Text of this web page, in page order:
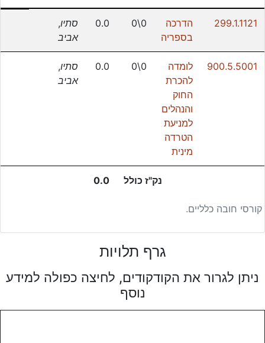
קורסי חובה כלליים.
נק"ז כולל 0.0
299.1.1121
הדרכה
בספריה
0\0
0.0 סתיו,
אביב
900.5.5001
לומדה
להכרת
החוק
והנהלים
למניעת
הטרדה
מינית
0\0
0.0 סתיו,
אביב
גרף תלויות
ניתן לגרור את הקודקודים, לחיצה כפולה למידע
נוסף